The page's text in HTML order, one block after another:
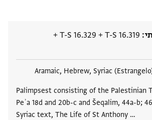
T-S 16.319
+
T-S 16.329
+
Aramaic, Hebrew, Syriac
Palimpsest consisting of the Palestinian
Peʾa 18d and 20b-c and Šeqalim, 44a-b;
Syriac text, The Life of St Anthony …